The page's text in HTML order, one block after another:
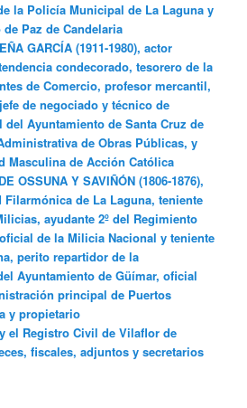
la Policía Municipal de La Laguna y
Paz de Candelaria
GARCÍA (1911-1980), actor
condecorado, tesorero de la
de Comercio, profesor mercantil,
de negociado y técnico de
Ayuntamiento de Santa Cruz de
de Obras Públicas, y
Masculina de Acción Católica
OSSUNA Y SAVIÑÓN (1806-1876),
de La Laguna, teniente
ayudante 2º del Regimiento
de la Milicia Nacional y teniente
perito repartidor de la
Ayuntamiento de Güímar, oficial
principal de Puertos
y propietario
el Registro Civil de Vilaflor de
fiscales, adjuntos y secretarios